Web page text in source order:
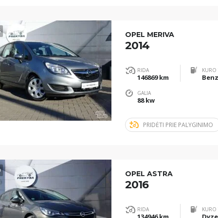
OPEL MERIVA
2014
RIDA
146869 km
KURO
GALIA
88 kw
PRIDĖTI PRIE PALYGINIMO
OPEL ASTRA
2016
RIDA KURO